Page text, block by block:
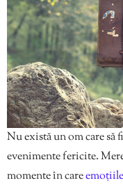
Nu există un om care
evenimente fericite.
momente în careemoțiile